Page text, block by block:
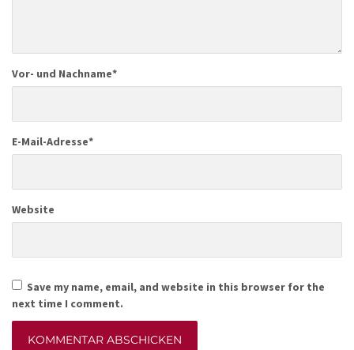
Vor- und Nachname*
E-Mail-Adresse*
Website
Save my name, email, and website in this browser for the
next time I comment.